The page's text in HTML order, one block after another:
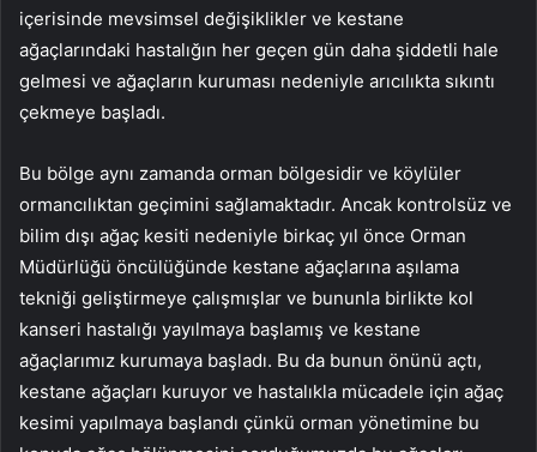
içerisinde mevsimsel değişiklikler ve kestane
ağaçlarındaki hastalığın her geçen gün daha şiddetli hale
gelmesi ve ağaçların kuruması nedeniyle arıcılıkta sıkıntı
çekmeye başladı.
Bu bölge aynı zamanda orman bölgesidir ve köylüler
ormancılıktan geçimini sağlamaktadır. Ancak kontrolsüz ve
bilim dışı ağaç kesiti nedeniyle birkaç yıl önce Orman
Müdürlüğü öncülüğünde kestane ağaçlarına aşılama
tekniği geliştirmeye çalışmışlar ve bununla birlikte kol
kanseri hastalığı yayılmaya başlamış ve kestane
ağaçlarımız kurumaya başladı. Bu da bunun önünü açtı,
kestane ağaçları kuruyor ve hastalıkla mücadele için ağaç
kesimi yapılmaya başlandı çünkü orman yönetimine bu